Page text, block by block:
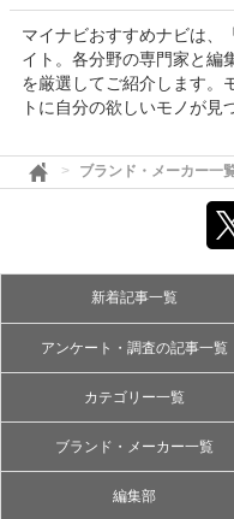
マイナビおすすめナビは、
イト。各分野の専門家と編
を厳選してご紹介します。
トに自分の欲しいモノが見
ブランド・メーカー一
新着記事一覧
アンケート・調査の記事一覧
カテゴリー一覧
ブランド・メーカー一覧
編集部